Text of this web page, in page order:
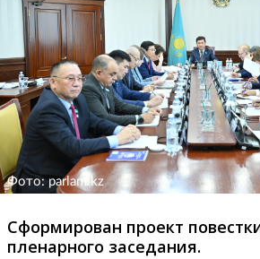
Фото: parlam.kz
Cформирован проект
пленарного заседания.